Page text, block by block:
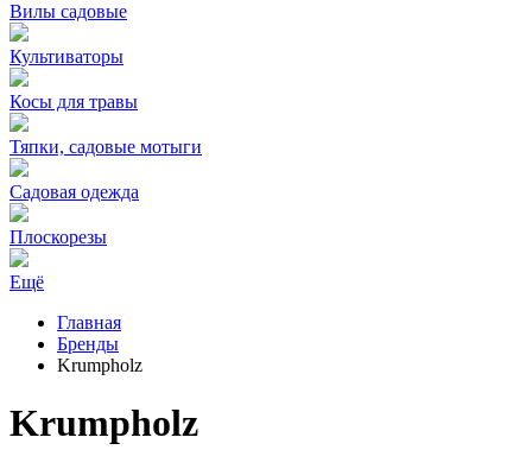
Вилы садовые
Культиваторы
Косы для травы
Тяпки, садовые мотыги
Садовая одежда
Плоскорезы
Ещё
Главная
Бренды
Krumpholz
Krumpholz